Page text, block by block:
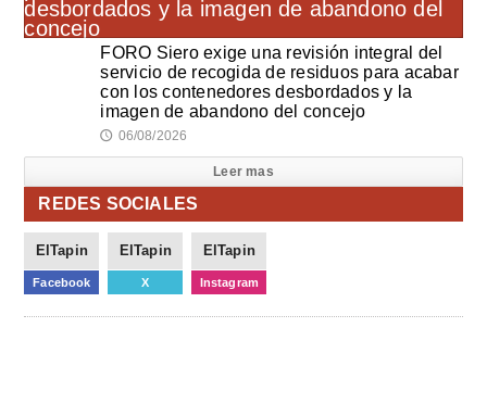
FORO Siero exige una revisión integral del
servicio de recogida de residuos para acabar
con los contenedores desbordados y la
imagen de abandono del concejo
🕔 06/08/2026
Leer mas
REDES SOCIALES
ElTapin
Facebook
ElTapin
X
ElTapin
Instagram